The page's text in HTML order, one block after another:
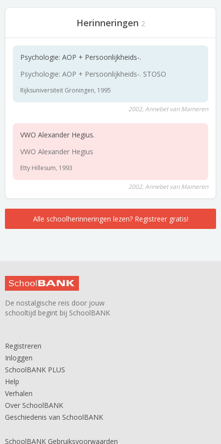
Herinneringen 2
Psychologie: AOP + Persoonlijkheids-.
Psychologie: AOP + Persoonlijkheids-. STOSO
Rijksuniversiteit Groningen, 1995
2002, Annebet van Mameren
VWO Alexander Hegius.
VWO Alexander Hegius
Etty Hillesum, 1993
2002, Annebet van Mameren
Alle schoolherinneringen lezen? Registreer gratis!
De nostalgische reis door jouw
schooltijd begint bij SchoolBANK
Registreren
Inloggen
SchoolBANK PLUS
Help
Verhalen
Over SchoolBANK
Geschiedenis van SchoolBANK
SchoolBANK Gebruiksvoorwaarden